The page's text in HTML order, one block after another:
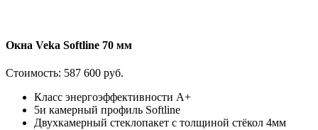
Окна Veka Softline 70 мм
Стоимость: 587 600 руб.
Класс энергоэффективности А+
5и камерный профиль Softline
Двухкамерный стеклопакет с толщиной стёкол 4мм